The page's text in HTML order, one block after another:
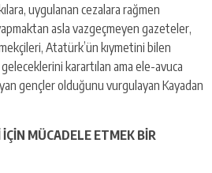
uygulanan cezalara rağmen
asla vazgeçmeyen gazeteler,
Atatürk’ün kıymetini bilen
geleceklerini karartılan ama ele-avuca
gençler olduğunu vurgulayan Kayadan
MÜCADELE ETMEK BİR